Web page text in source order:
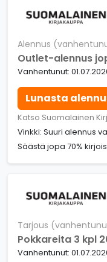
Alennus
Outlet-alennus
Vanhentunut:
Lunasta
Katso Suomalainen
Vinkki: Suuri alennus
Säästä jopa 70%
Tarjous
Pokkareita 3 kpl
Vanhentunut: